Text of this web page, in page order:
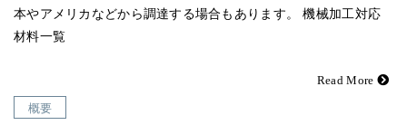
本やアメリカなどから調達する場合もあります。 機械加工対応
材料一覧
Read More
概要